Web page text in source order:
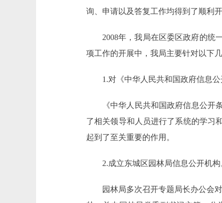
询、申请以及答复工作均得到了顺利开
2008年，我局在区委区政府的统
项工作的开展中，我局主要针对以下
1.对《中华人民共和国政府信息
《中华人民共和国政府信息公开
了相关领导和人员进行了系统的学习
起到了至关重要的作用。
2.成立东城区园林局信息公开机构
园林局多次召开专题局长办公会